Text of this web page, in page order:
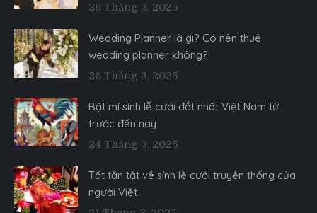
26 Tháng 3, 2025
Wedding Planner là gì? Có nên thuê
wedding planner không?
26 Tháng 3, 2025
Bật mí sính lễ cưới đắt nhất Việt Nam từ
trước đến nay.
24 Tháng 3, 2025
Tất tần tật về sính lễ cưới truyền thống của
người Việt